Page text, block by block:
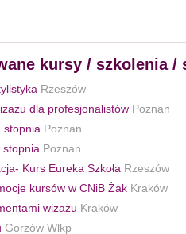
kursy / szkolenia /
Rzeszów
dla profesjonalistów Poznan
stopnia Poznan
stopnia Poznan
Kurs Eureka Szkoła Rzeszów
kursów w CNiB Żak Kraków
wizażu Kraków
Gorzów Wlkp